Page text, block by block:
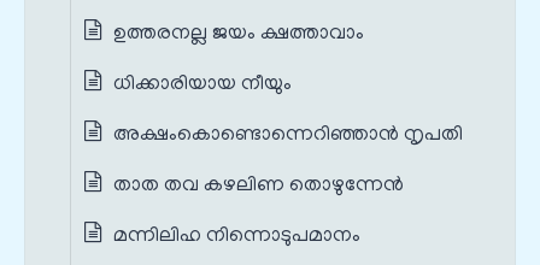
ഉത്തരനല്ല ജയം ക്ഷത്താവാം
ധിക്കാരിയായ നീയും
അക്ഷംകൊണ്ടൊന്നെറിഞ്ഞാൻ നൃപതി
താത തവ കഴലിണ തൊഴുന്നേൻ
മന്നിലിഹ നിന്നൊടുപമാനം